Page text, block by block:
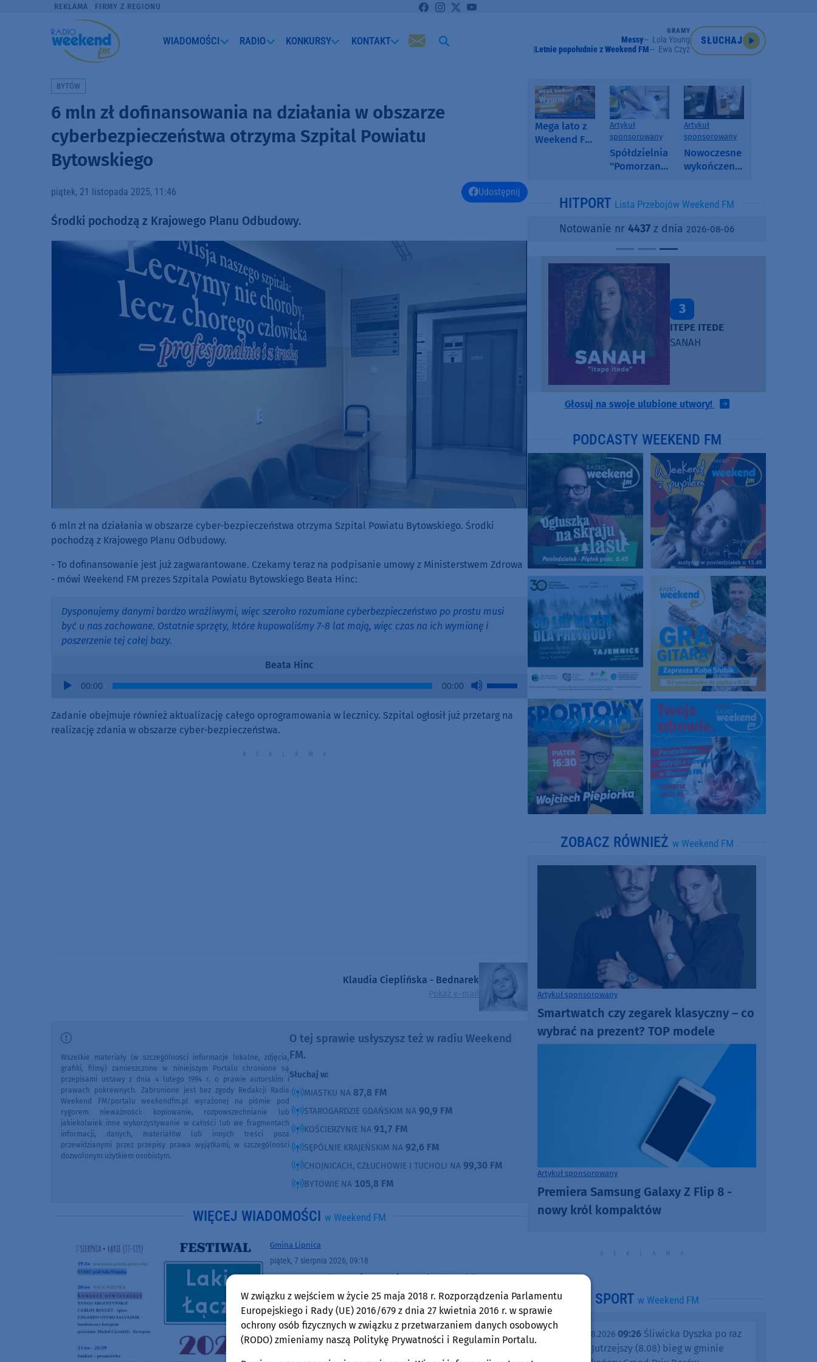
REKLAMA FIRMY Z REGIONU
WIADOMOŚCI RADIO KONKURSY KONTAKT
GRAMY
Messy
Lola Young
Letnie popołudnie z Weekend FM
Ewa Czyż
SŁUCHAJ
BYTÓW
6 mln zł dofinansowania na działania w obszarze
cyberbezpieczeństwa otrzyma Szpital Powiatu
Bytowskiego
piątek, 21 listopada 2025, 11:46 Udostępnij
Środki pochodzą z Krajowego Planu Odbudowy.
6 mln zł na działania w obszarze cyber-bezpieczeństwa otrzyma Szpital Powiatu Bytowskiego. Środki
pochodzą z Krajowego Planu Odbudowy.
- To dofinansowanie jest już zagwarantowane. Czekamy teraz na podpisanie umowy z Ministerstwem Zdrowa
- mówi Weekend FM prezes Szpitala Powiatu Bytowskiego Beata Hinc:
Dysponujemy danymi bardzo wrażliwymi, więc szeroko rozumiane cyberbezpieczeństwo po prostu musi
być u nas zachowane. Ostatnie sprzęty, które kupowaliśmy 7-8 lat mają, więc czas na ich wymianę i
poszerzenie tej całej bazy.
Beata Hinc
Audio
00:00 00:00
Use
Arrow
keys
Zadanie obejmuje również aktualizację całego oprogramowania w lecznicy. Szpital ogłosił już przetarg na
realizację zdania w obszarze cyber-bezpieczeństwa.
Klaudia Cieplińska - Bednarek
Pokaż e-mail
O tej sprawie usłyszysz też w radiu Weekend
FM.
Słuchaj w:
MIASTKU NA 87,8 FM
STAROGARDZIE GDAŃSKIM NA 90,9 FM
KOŚCIERZYNIE NA 91,7 FM
SĘPÓLNIE KRAJEŃSKIM NA 92,6 FM
CHOJNICACH, CZŁUCHOWIE I TUCHOLI NA 99,30 FM
BYTOWIE NA 105,8 FM
Wszelkie materiały (w szczególności informacje lokalne, zdjęcia,
grafiki, filmy) zamieszczone w niniejszym Portalu chronione są
przepisami ustawy z dnia 4 lutego 1994 r. o prawie autorskim i
prawach pokrewnych. Zabronione jest bez zgody Redakcji Radia
Weekend FM/portalu weekendfm.pl wyrażonej na piśmie pod
rygorem nieważności: kopiowanie, rozpowszechnianie lub
jakiekolwiek inne wykorzystywanie w całości lub we fragmentach
informacji, danych, materiałów lub innych treści poza
przewidzianymi przez przepisy prawa wyjątkami, w szczególności
dozwolonym użytkiem osobistym.
WIĘCEJ WIADOMOŚCI w Weekend FM
Gmina Lipnica
piątek, 7 sierpnia 2026, 09:18
W ten weekend (7-9.08) Festiwal Lakie Łącze,
w gminie Lipnica. Trzy dni wydarzeń
muzycznych w trzech lokalizacjach
Mega lato z
Weekend FM
Artykuł
sponsorowany
Spółdzielnia
"Pomorzanka"
informuje o
i ofertach
najmu
Artykuł
sponsorowany
Nowoczesne
wykończenia
SPC, WPC i
kamienny
HITPORT Lista Przebojów Weekend FM
Notowanie nr 4437 z dnia 2026-08-06
ITEPE ITEDE
SANAH
Głosuj na swoje ulubione utwory!
PODCASTY WEEKEND FM
ZOBACZ RÓWNIEŻ w Weekend FM
Artykuł sponsorowany
Smartwatch czy zegarek klasyczny – co
wybrać na prezent? TOP modele
Artykuł sponsorowany
Premiera Samsung Galaxy Z Flip 8 -
nowy król kompaktów
SPORT w Weekend FM
piątek, 07.08.2026 09:26 Śliwicka Dyszka po raz
dziesiąty. Jutrzejszy (8.08) bieg w gminie
W związku z wejściem w życie 25 maja 2018 r. Rozporządzenia Parlamentu
Europejskiego i Rady (UE) 2016/679 z dnia 27 kwietnia 2016 r. w sprawie
ochrony osób fizycznych w związku z przetwarzaniem danych osobowych
(RODO) zmieniamy naszą Politykę Prywatności i Regulamin Portalu.